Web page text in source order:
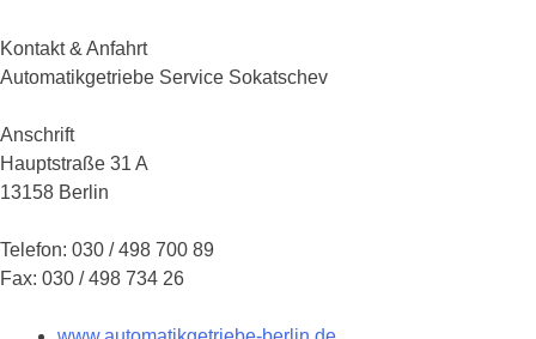
Kontakt & Anfahrt
Automatikgetriebe Service Sokatschev
Anschrift
Hauptstraße 31 A
13158 Berlin
Telefon: 030 / 498 700 89
Fax: 030 / 498 734 26